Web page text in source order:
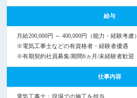
給与
月給200,000円 ～ 400,000円（能力・経験考慮）
※電気工事士などの有資格者・経験者優遇
※有期契約社員募集/期間6ヵ月/未経験者歓迎
仕事内容
電気工事士：現場での施工を担当